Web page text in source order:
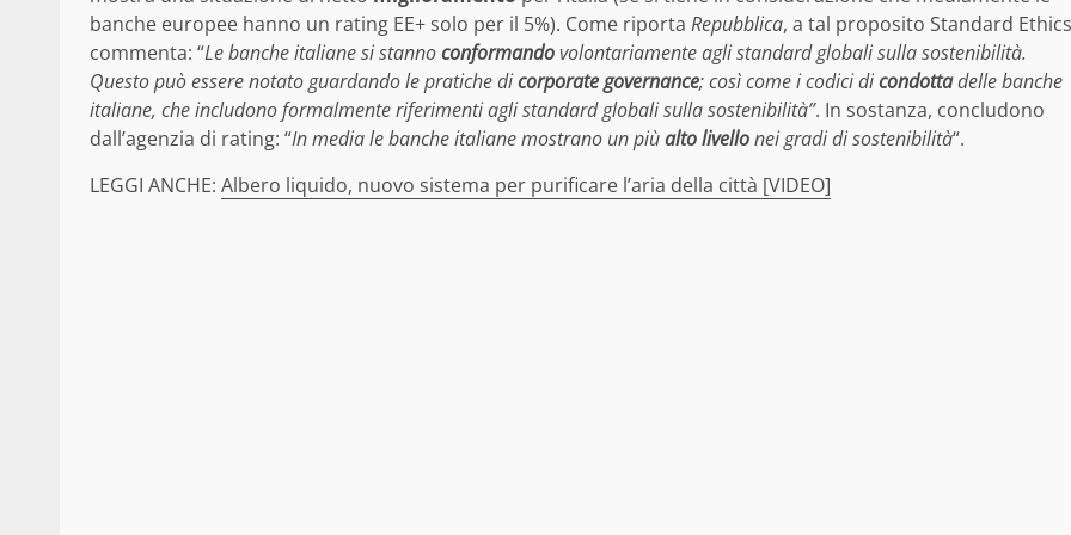
banche europee hanno un rating EE+ solo per il 5%). Come riporta Repubblica, a tal proposito Standard Ethics
commenta: “Le banche italiane si stannoconformandovolontariamente agli standard globali sulla sostenibilità.
Questo può essere notato guardando le pratiche dicorporate governance; così come i codici dicondottadelle banche
italiane, che includono formalmente riferimenti agli standard globali sulla sostenibilità”. In sostanza, concludono
dall’agenzia di rating: “In media le banche italiane mostrano un piùalto livellonei gradi di sostenibilità“.
LEGGI ANCHE: Albero liquido, nuovo sistema per purificare l’aria della città [VIDEO]